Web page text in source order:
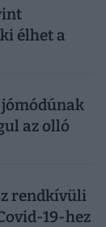
élhet a
az olló
rendkívüli
19-hez